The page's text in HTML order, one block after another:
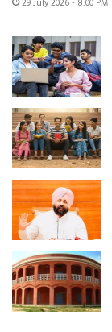
29 July 2026 - 8:00 PM